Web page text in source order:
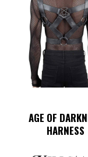
AGE OF
HARNESS